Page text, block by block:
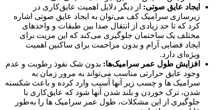
ایجاد عایق صوتی: از دیگر دلایل اهمیت عایق‌کاری در
زیرسازی سرامیک کف می‌توان به ایجاد عایق صوتی اشاره
کرد که تا حد زیادی از انتقال صدا بین طبقات و واحدهای
مختلف یک ساختمان جلوگیری می‌کند که این مزیت برای
ایجاد فضایی آرام و بدون مزاحمت برای ساکنین اهمیت
ویژه‌ای دارد.
افزایش طول عمر سرامیک‌ها: بدون شک نفوذ رطوبت و عدم
وجود عایق حرارتی مناسب می‌تواند به مرور زمان به
سرامیک ها و چسب زیر آنها آسیب وارد کرده و باعث شکسته
شدن، ترک خوردن و بلند شدن آنها شود که عایق‌کاری با
جلوگیری از این مشکلات، طول عمر سرامیک ها را به‌طور